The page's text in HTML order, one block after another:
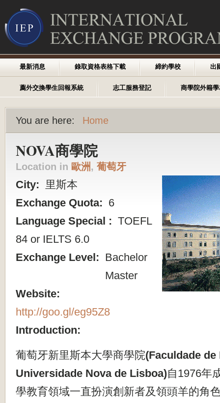
最新消息 錄取資格表格下載 締約學校 出
薦外交換學生回報系統 志工服務登記 商學院外籍
You are here: Home
NOVA商學院
Location in 歐洲, 葡萄牙
City: 里斯本
Exchange Quota: 6
Language Special : TOEFL
84 or IELTS 6.0
Exchange Level: Bachelor
Master
Website:
http://goo.gl/eg95Z8
Introduction:
葡萄牙新里斯本大學商學院(Faculdade
Universidade Nova de Lisboa)自1976年
學教育領域一直扮演創新者及領頭羊的角